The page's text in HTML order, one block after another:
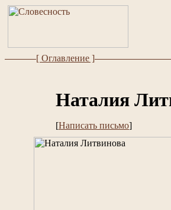
[ Оглавление ]
Наталия
[Написать письмо]